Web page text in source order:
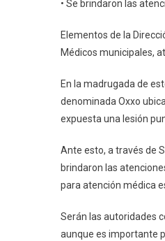
• Se brindaron las
Elementos de la
Médicos municipales,
En la madrugada de
denominada Oxxo
expuesta una lesión
Ante esto, a través de
brindaron las
para atención médica
Serán las autoridades
aunque es importante